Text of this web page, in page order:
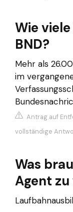
Wie
BND?
Mehr als
im
Antrag auf
vollständige
Was
Agent